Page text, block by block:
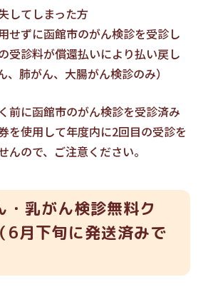
してしまった方
せずに函館市のがん検診を受診し
受診料が償還払いにより払い戻し
肺がん、大腸がん検診のみ）
前に函館市のがん検診を受診済み
を使用して年度内に2回目の受診を
んので、ご注意ください。
・乳がん検診無料ク
6月下旬に発送済みで